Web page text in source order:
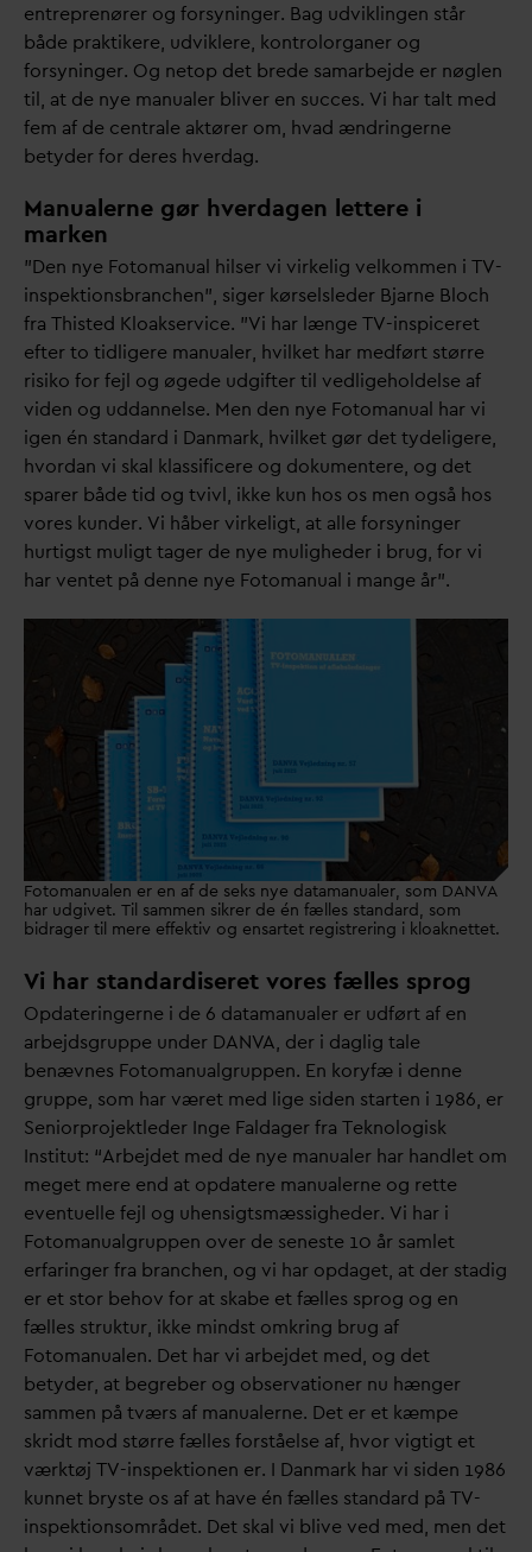
entreprenører og forsyninger. Bag udviklingen står
både praktikere, udviklere, kontrolorganer og
forsyninger. Og netop det brede samarbejde er nøglen
til, at de nye manualer bliver en succes. Vi har talt med
fem af de centrale aktører om, hvad ændringerne
betyder for deres hverdag.
Manualerne gør hverdagen lettere i
marken
”Den nye Fotomanual hilser vi virkelig velkommen i TV-
inspektionsbranchen”, siger kørselsleder Bjarne Bloch
fra Thisted Kloakservice. ”Vi har længe TV-inspiceret
efter to tidligere manualer, hvilket har medført større
risiko for fejl og øgede udgifter til vedligeholdelse af
viden og uddannelse. Men den nye Fotomanual har vi
igen én standard i Danmark, hvilket gør det tydeligere,
hvordan vi skal klassificere og dokumentere, og det
sparer både tid og tvivl, ikke kun hos os men også hos
vores kunder. Vi håber virkeligt, at alle forsyninger
hurtigst muligt tager de nye muligheder i brug, for vi
har ventet på denne nye Fotomanual i mange år”.
Fotomanualen er en af de seks nye datamanualer, som DANVA
har udgivet. Til sammen sikrer de én fælles standard, som
bidrager til mere effektiv og ensartet registrering i kloaknettet.
Vi har standardiseret vores fælles sprog
Opdateringerne i de 6 datamanualer er udført af en
arbejdsgruppe under DANVA, der i daglig tale
benævnes Fotomanualgruppen. En koryfæ i denne
gruppe, som har været med lige siden starten i 1986, er
Seniorprojektleder Inge Faldager fra Teknologisk
Institut: “Arbejdet med de nye manualer har handlet om
meget mere end at opdatere manualerne og rette
eventuelle fejl og uhensigtsmæssigheder. Vi har i
Fotomanualgruppen over de seneste 10 år samlet
erfaringer fra branchen, og vi har opdaget, at der stadig
er et stor behov for at skabe et fælles sprog og en
fælles struktur, ikke mindst omkring brug af
Fotomanualen. Det har vi arbejdet med, og det
betyder, at begreber og observationer nu hænger
sammen på tværs af manualerne. Det er et kæmpe
skridt mod større fælles forståelse af, hvor vigtigt et
værktøj TV-inspektionen er. I Danmark har vi siden 1986
kunnet bryste os af at have én fælles standard på TV-
inspektionsområdet. Det skal vi blive ved med, men det